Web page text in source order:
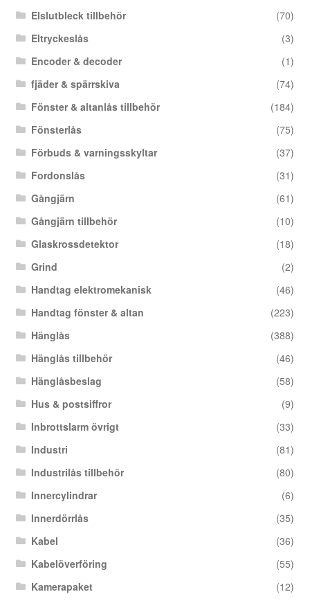
Elslutbleck tillbehör
(70)
Eltryckeslås
(3)
Encoder & decoder
(1)
fjäder & spärrskiva
(74)
Fönster & altanlås tillbehör
(184)
Fönsterlås
(75)
Förbuds & varningsskyltar
(37)
Fordonslås
(31)
Gångjärn
(61)
Gångjärn tillbehör
(10)
Glaskrossdetektor
(18)
Grind
(2)
Handtag elektromekanisk
(46)
Handtag fönster & altan
(223)
Hänglås
(388)
Hänglås tillbehör
(46)
Hänglåsbeslag
(58)
Hus & postsiffror
(9)
Inbrottslarm övrigt
(33)
Industri
(81)
Industrilås tillbehör
(80)
Innercylindrar
(6)
Innerdörrlås
(35)
Kabel
(36)
Kabelöverföring
(55)
Kamerapaket
(12)